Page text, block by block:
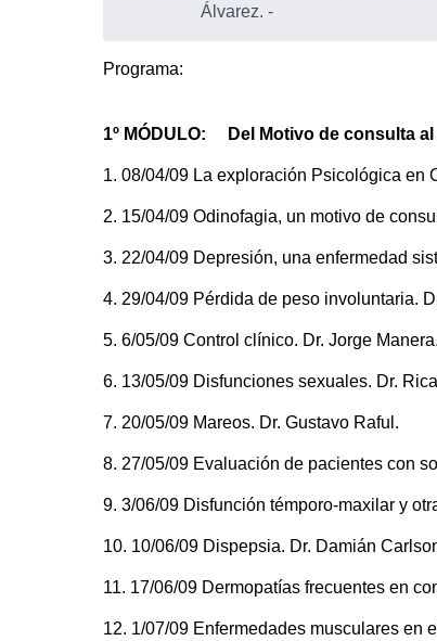
Álvarez. -
Programa:
1º MÓDULO: Del Motivo de consulta
1. 08/04/09 La exploración Psicológica en
2. 15/04/09 Odinofagia, un motivo de
3. 22/04/09 Depresión, una enfermedad
4. 29/04/09 Pérdida de peso involuntaria.
5. 6/05/09 Control clínico. Dr. Jorge Manera.
6. 13/05/09 Disfunciones sexuales. Dr.
7. 20/05/09 Mareos. Dr. Gustavo Raful.
8. 27/05/09 Evaluación de pacientes con
9. 3/06/09 Disfunción témporo-maxilar y
10. 10/06/09 Dispepsia. Dr. Damián
11. 17/06/09 Dermopatías frecuentes en
12. 1/07/09 Enfermedades musculares en